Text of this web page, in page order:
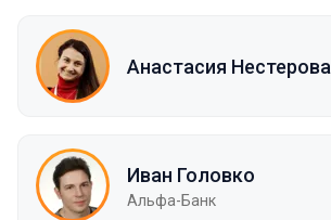
Анастасия Нестерова
Иван Головко
Альфа-Банк